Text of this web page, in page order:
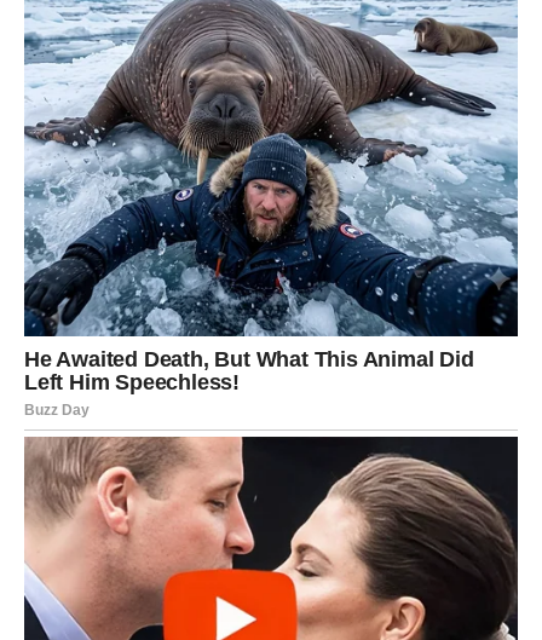
Mnogi Blizanci će konačno osjetiti da njihov rad dobija
vrijednost koju zaslužuje.
To će vam vratiti optimizam i dodatnu motivaciju.
NAJVEĆA PROMJENA DOGAĐA
SE U VAMA
Jedna od najvažnijih stvari koje vam svemir donosi jeste
nova snaga.
Počećete više vjerovati sebi.
Bićete sigurniji u odluke koje donosite.
I manje ćete obraćati pažnju na mišljenja ljudi koji ne
razumiju vaše ciljeve.